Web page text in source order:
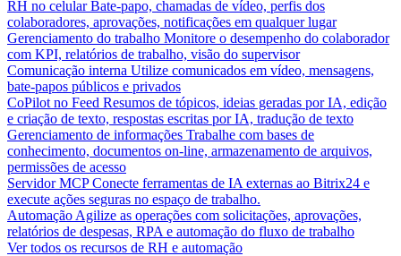
RH no celular Bate-papo, chamadas de vídeo, perfis dos
colaboradores, aprovações, notificações em qualquer lugar
Gerenciamento do trabalho Monitore o desempenho do colaborador
com KPI, relatórios de trabalho, visão do supervisor
Comunicação interna Utilize comunicados em vídeo, mensagens,
bate-papos públicos e privados
CoPilot no Feed Resumos de tópicos, ideias geradas por IA, edição
e criação de texto, respostas escritas por IA, tradução de texto
Gerenciamento de informações Trabalhe com bases de
conhecimento, documentos on-line, armazenamento de arquivos,
permissões de acesso
Servidor MCP Conecte ferramentas de IA externas ao Bitrix24 e
execute ações seguras no espaço de trabalho.
Automação Agilize as operações com solicitações, aprovações,
relatórios de despesas, RPA e automação do fluxo de trabalho
Ver todos os recursos de RH e automação